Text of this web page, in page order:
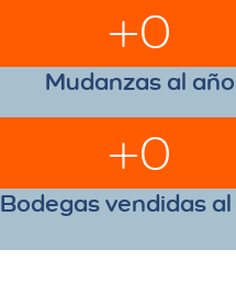
Mudanzas al año
+0
Bodegas vendidas
+0